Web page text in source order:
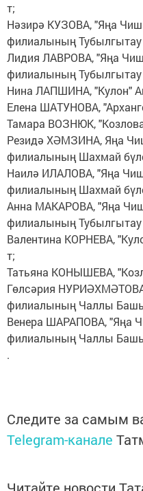
т;
Нәзирә КУЗОВА, "Яңа
филиалының Тубылгытау
Лидия ЛАВРОВА, "Яңа
филиалының Тубылгытау
Нина ЛАПШИНА, "Кулон"
Елена ШАТУНОВА,
Тамара ВОЗНЮК,
Резидә ХӘМЗИНА, Яңа
филиалының Шахмай
Наилә ИЛАЛОВА, "Яңа
филиалының Шахмай
Анна МАКАРОВА, "Яңа
филиалының Тубылгытау
Валентина КОРНЕВА,
т;
Татьяна КОНЫШЕВА,
Гөлсәрия
филиалының Чаллы Башы
Венера ШАРАПОВА, "Яңа
филиалының Чаллы Башы
.
Следите за самым
Telegram-канале